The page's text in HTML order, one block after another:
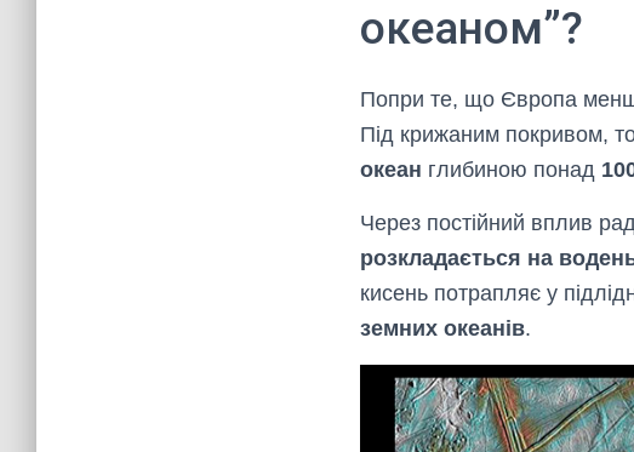
океаном”?
Попри те, що Європа
Під крижаним покривом,
океан глибиною понад
Через постійний вплив
розкладається на
кисень потрапляє у
земних океанів.